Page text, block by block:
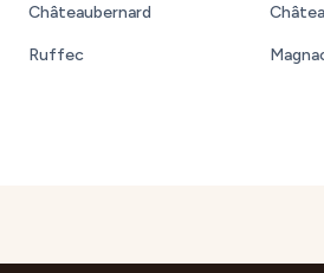
Châteaubernard
Ruffec